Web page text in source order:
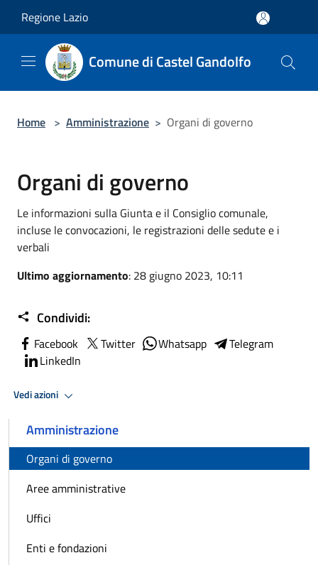
Regione Lazio
Comune di Castel Gandolfo
Home > Amministrazione > Organi di governo
Organi di governo
Le informazioni sulla Giunta e il Consiglio comunale,
incluse le convocazioni, le registrazioni delle sedute e i
verbali
Ultimo aggiornamento: 28 giugno 2023, 10:11
Condividi:
Facebook Twitter Whatsapp
Telegram
LinkedIn
Vedi azioni
Amministrazione
Organi di governo
Aree amministrative
Uffici
Enti e fondazioni